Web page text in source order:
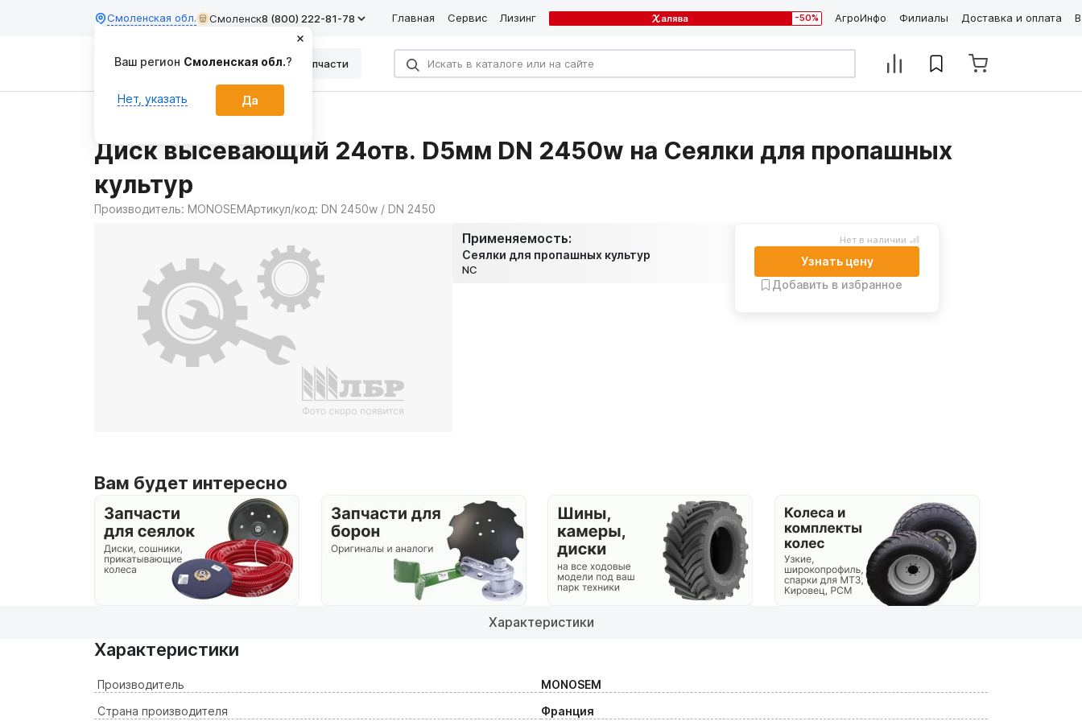
Смоленская обл. Смоленск8 (800) 222-81-78 Главная Сервис Лизинг -50% АгроИнфо Филиалы Доставка и оплата
Каталог Запчасти
Диск высевающий 24отв. D5мм DN 2450w на Сеялки для пропашных
культур
Производитель: MONOSEMАртикул/код: DN 2450w / DN 2450
Применяемость:
Сеялки для пропашных культур
NC
Нет в наличии
Узнать цену
Добавить в избранное
Вам будет интересно
Характеристики
Характеристики
Производитель
MONOSEM
Страна производителя
Франция
Ваш регион Смоленская обл.?
Нет, указать Да